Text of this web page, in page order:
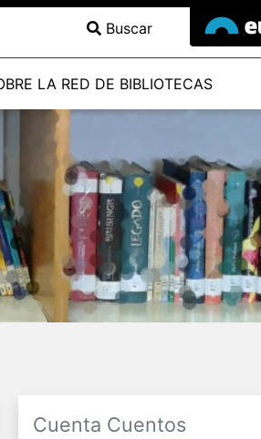
Buscar
LA RED DE BIBLIOTECAS
Cuenta Cuentos